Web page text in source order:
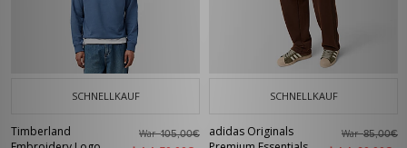
SCHNELLKAUF
Timberland
War105,00€
SCHNELLKAUF
adidas Originals
War85,00€